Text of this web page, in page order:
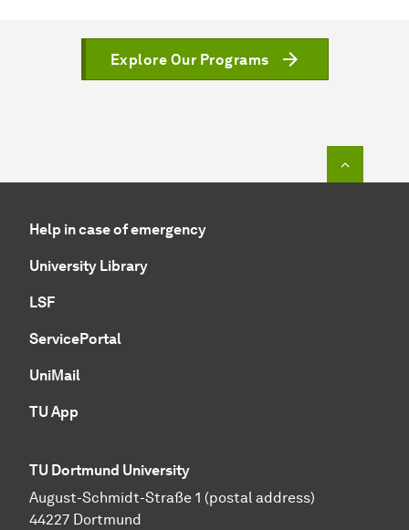
Explore Our Programs
Help in case of emergency
University Library
LSF
ServicePortal
UniMail
TU App
TU Dortmund University
August-Schmidt-Straße 1 (postal address)
44227 Dortmund